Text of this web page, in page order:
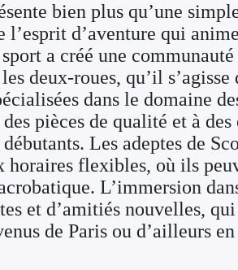
bien plus qu’une
d’aventure qui
a créé une
deux-roues, qu’il
dans le domaine
pièces de qualité et à
Les adeptes de
horaires flexibles, où ils
L’immersion
et d’amitiés nouvelles,
de Paris ou d’ailleurs